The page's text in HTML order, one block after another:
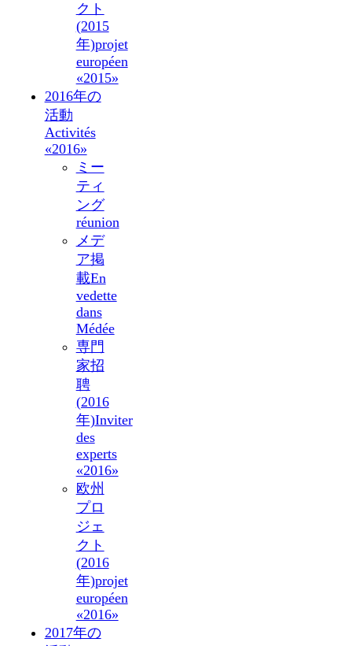
クト
(2015
年)projet
européen
«2015»
2016年の
活動
Activités
«2016»
ミー
ティ
ング
réunion
メデ
ア掲
載En
vedette
dans
Médée
専門
家招
聘
(2016
年)Inviter
des
experts
«2016»
欧州
プロ
ジェ
クト
(2016
年)projet
européen
«2016»
2017年の